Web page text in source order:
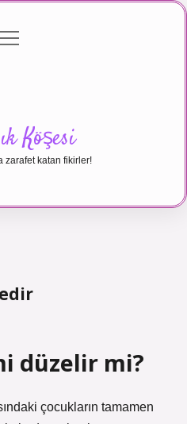
menüyü
Köşesi
zarafet katan fikirler!
düzelir mi?
çocukların tamamen